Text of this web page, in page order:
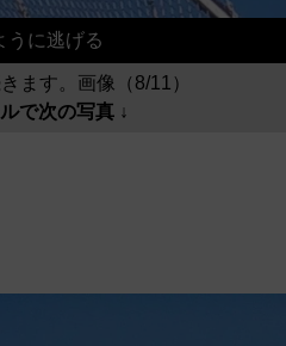
うに逃げる
ます。画像（8/11）
で次の写真 ↓